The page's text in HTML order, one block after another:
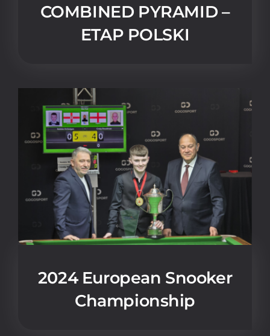
COMBINED PYRAMID –
ETAP POLSKI
2024 European Snooker
Championship